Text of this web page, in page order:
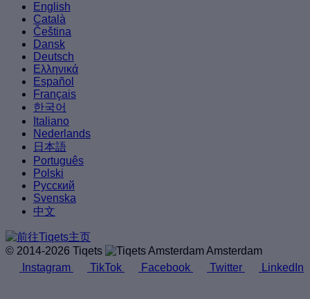
English
Català
Čeština
Dansk
Deutsch
Ελληνικά
Español
Français
한국어
Italiano
Nederlands
日本語
Português
Polski
Русский
Svenska
中文
© 2014-2026 Tiqets
Amsterdam
Instagram
TikTok Facebook Twitter LinkedIn